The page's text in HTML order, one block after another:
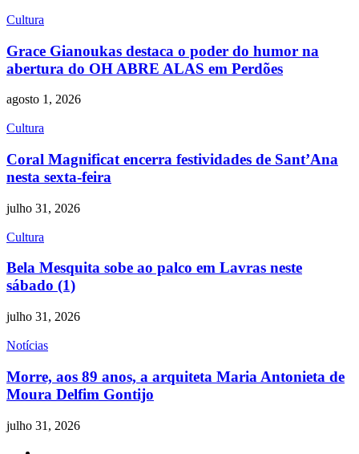
Cultura
Grace Gianoukas destaca o poder do humor na
abertura do OH ABRE ALAS em Perdões
agosto 1, 2026
Cultura
Coral Magnificat encerra festividades de Sant’Ana
nesta sexta-feira
julho 31, 2026
Cultura
Bela Mesquita sobe ao palco em Lavras neste
sábado (1)
julho 31, 2026
Notícias
Morre, aos 89 anos, a arquiteta Maria Antonieta de
Moura Delfim Gontijo
julho 31, 2026